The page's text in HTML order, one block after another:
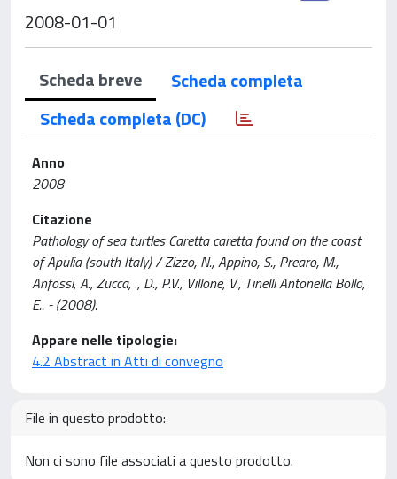
2008-01-01
Scheda breve
Scheda completa
Scheda completa (DC)
Anno
2008
Citazione
Pathology of sea turtles Caretta caretta found on the coast
of Apulia (south Italy) / Zizzo, N., Appino, S., Prearo, M.,
Anfossi, A., Zucca, ., D., P.V., Villone, V., Tinelli Antonella Bollo,
E.. - (2008).
Appare nelle tipologie:
4.2 Abstract in Atti di convegno
File in questo prodotto:
Non ci sono file associati a questo prodotto.